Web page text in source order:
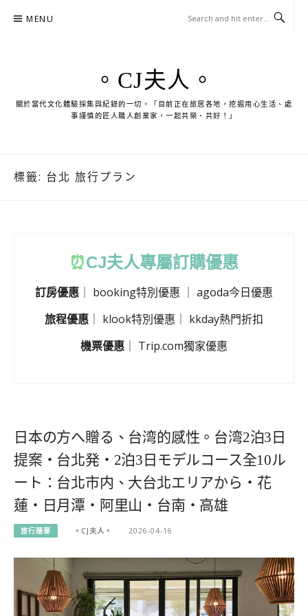
MENU
。CJ夫人。
關於當代文化體驗採集與紀錄的一切。「目前正在旅居各地，挖掘用心生活、處
事謹慎的匠人職人創業家，一起共榮、共好！」
標籤: 台北 旅行プラン
⏰CJ夫人專屬訂購優惠
訂房優惠 booking特別優惠
agoda今日優惠
旅程優惠
klook特別優惠
kkday熱門折扣
機票優惠
Trip.com獨家優惠
日本の方へ贈る、台湾的感性。台湾2泊3日
提案・台北発・2泊3日モデルコース全10ル
ート：台北市内、大台北エリアから・花
蓮・日月潭・阿里山・台南・高雄
旅行隨筆 。CJ夫人。 2026-04-16